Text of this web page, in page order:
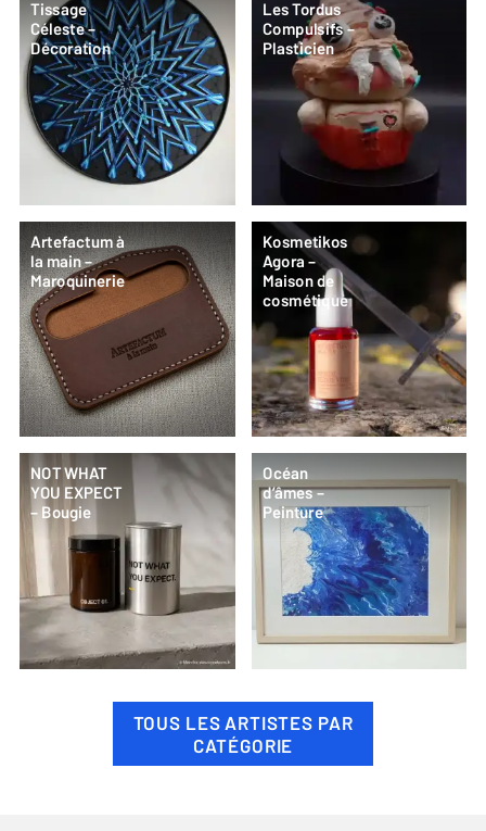
Tissage
Céleste –
Décoration
Les Tordus
Compulsifs –
Plasticien
Artefactum à
la main –
Maroquinerie
Kosmetikos
Agora –
Maison de
cosmétique
NOT WHAT
YOU EXPECT
– Bougie
Océan
d’âmes –
Peinture
TOUS LES ARTISTES PAR
CATÉGORIE